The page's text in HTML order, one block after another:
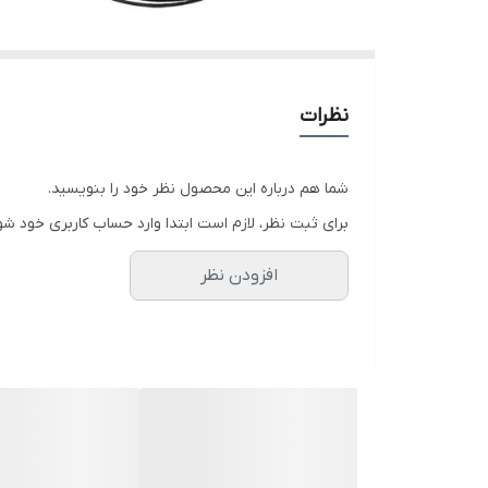
نظرات
شما هم درباره این محصول نظر خود را بنویسید.
برای ثبت نظر، لازم است ابتدا وارد حساب کاربری خود
افزودن نظر